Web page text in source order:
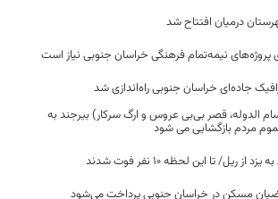
جاده‌ای خراسان جنوبی راه‌اندازی شد
الدوله، قصر بی‌بی عروس و ارگ سرکار) بیرجند به
مردم بازگشایی می شود
تا این لحظه 10 نفر فوت شدند
مسکن در خراسان جنوبی پرداخت می‌شود